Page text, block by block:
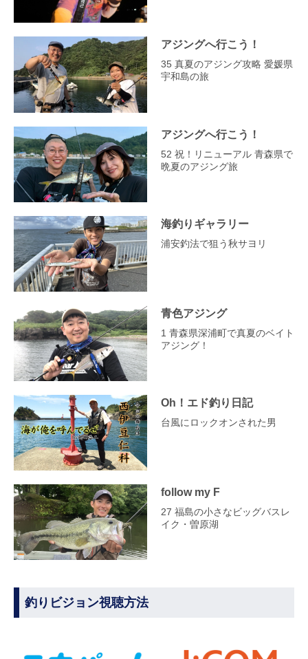
アジングへ行こう！
35 真夏のアジング攻略 愛媛県
宇和島の旅
アジングへ行こう！
52 祝！リニューアル 青森県で
晩夏のアジング旅
海釣りギャラリー
浦安釣法で狙う秋サヨリ
青色アジング
1 青森県深浦町で真夏のベイト
アジング！
Oh！エド釣り日記
台風にロックオンされた男
follow my F
27 福島の小さなビッグバスレ
イク・曽原湖
釣りビジョン視聴方法